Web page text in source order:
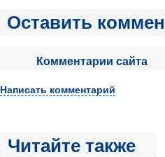
Оставить
Комментарии сайта
Написать комментарий
Читайте также